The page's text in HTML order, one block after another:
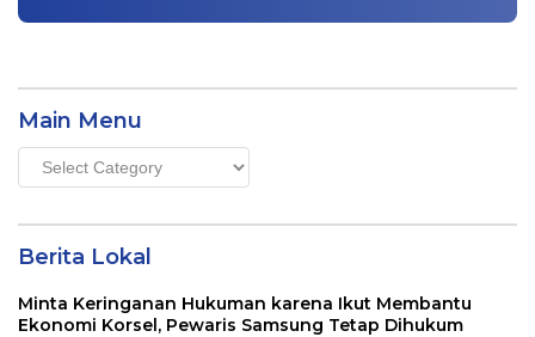
Main Menu
Main
Menu
Berita Lokal
Minta Keringanan Hukuman karena Ikut Membantu
Ekonomi Korsel, Pewaris Samsung Tetap Dihukum